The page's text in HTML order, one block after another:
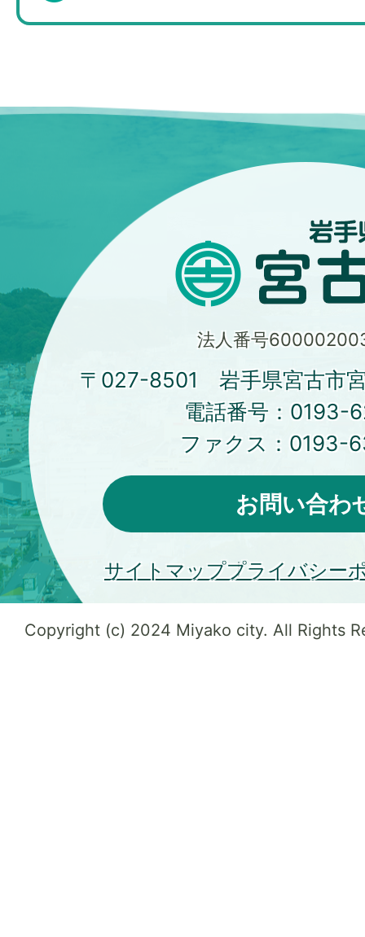
法人番号
〒027-8501 岩手県宮古市
電話番号： 0193-
ファクス： 0193-
お問い合わ
サイトマッププライバシー
Copyright (c) 2024 Miyako city. All Rights